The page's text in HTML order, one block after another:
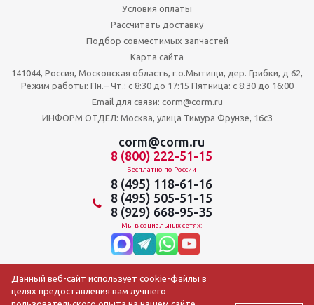
Условия оплаты
Рассчитать доставку
Подбор совместимых запчастей
Карта сайта
141044, Россия, Московская область, г.о.Мытищи, дер. Грибки, д 62,
Режим работы: Пн.– Чт.: с 8:30 до 17:15 Пятница: c 8:30 до 16:00
Email для связи: corm@corm.ru
ИНФОРМ ОТДЕЛ: Москва, улица Тимура Фрунзе, 16с3
corm@corm.ru
8 (800) 222-51-15
Бесплатно по России
8 (495) 118-61-16
8 (495) 505-51-15
8 (929) 668-95-35
Мы в социальных сетях:
Данный веб-сайт использует cookie-файлы в
целях предоставления вам лучшего